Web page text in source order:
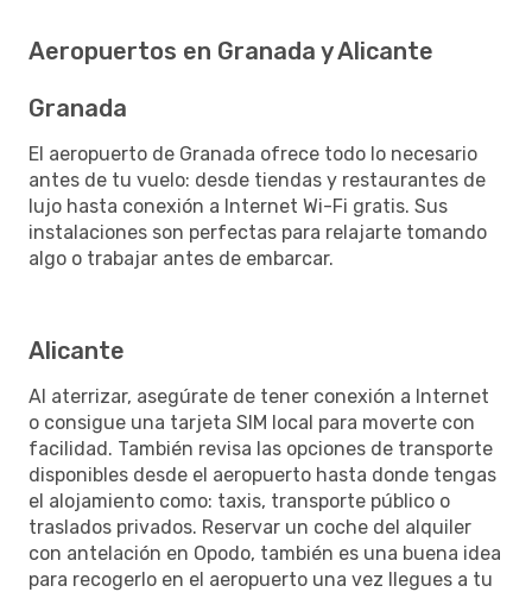
Aeropuertos en Granada y Alicante
Granada
El aeropuerto de Granada ofrece todo lo necesario
antes de tu vuelo: desde tiendas y restaurantes de
lujo hasta conexión a Internet Wi-Fi gratis. Sus
instalaciones son perfectas para relajarte tomando
algo o trabajar antes de embarcar.
Alicante
Al aterrizar, asegúrate de tener conexión a Internet
o consigue una tarjeta SIM local para moverte con
facilidad. También revisa las opciones de transporte
disponibles desde el aeropuerto hasta donde tengas
el alojamiento como: taxis, transporte público o
traslados privados. Reservar un coche del alquiler
con antelación en Opodo, también es una buena idea
para recogerlo en el aeropuerto una vez llegues a tu